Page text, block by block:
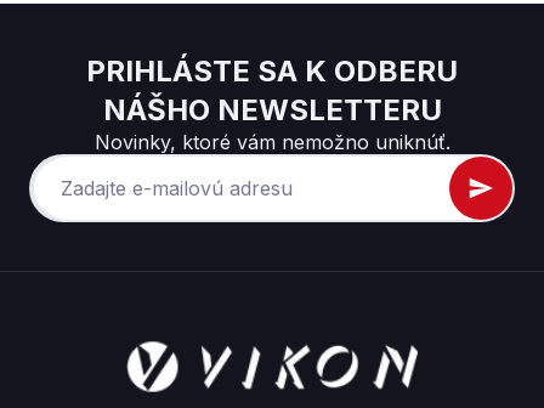
PRIHLÁSTE SA K ODBERU
NÁŠHO NEWSLETTERU
Novinky, ktoré vám nemožno uniknúť.